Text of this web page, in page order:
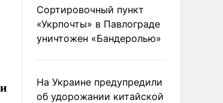
Сортировочный пункт
«Укрпочты» в Павлограде
уничтожен «Бандеролью»
На Украине предупредили
об удорожании китайской